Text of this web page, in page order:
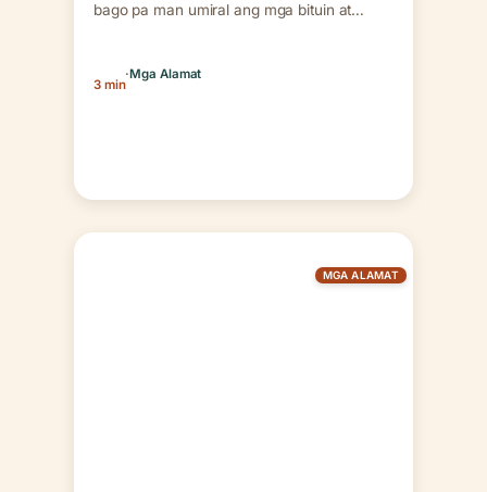
bago pa man umiral ang mga bituin at
3 min
·Mga Alamat
MGA ALAMAT